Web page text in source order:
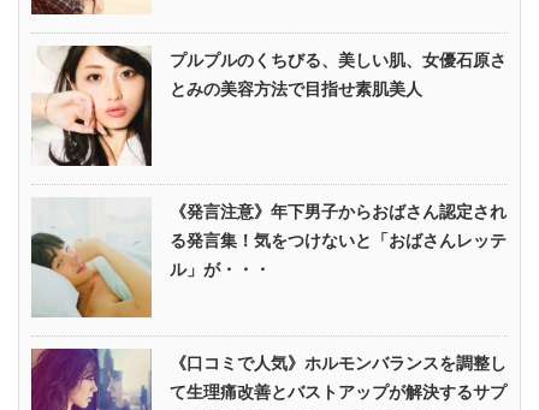
プルプルのくちびる、美しい肌、女優石原さ
とみの美容方法で目指せ素肌美人
《発言注意》年下男子からおばさん認定され
る発言集！気をつけないと「おばさんレッテ
ル」が・・・
《口コミで人気》ホルモンバランスを調整し
て生理痛改善とバストアップが解決するサプ